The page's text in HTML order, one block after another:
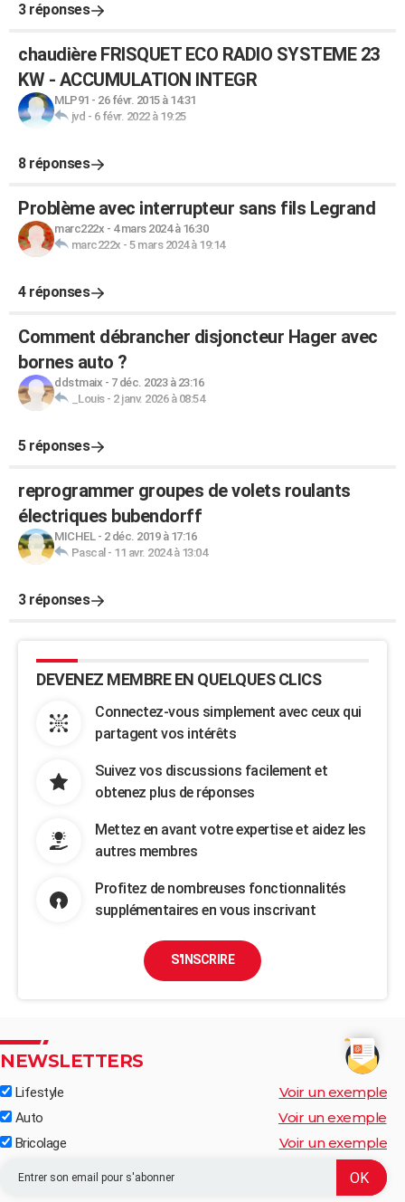
3 réponses
chaudière FRISQUET ECO RADIO SYSTEME 23
KW - ACCUMULATION INTEGR
MLP91 - 26 févr. 2015 à 14:31
jvd - 6 févr. 2022 à 19:25
8 réponses
Problème avec interrupteur sans fils Legrand
marc222x - 4 mars 2024 à 16:30
marc222x - 5 mars 2024 à 19:14
4 réponses
Comment débrancher disjoncteur Hager avec
bornes auto ?
ddstmaix - 7 déc. 2023 à 23:16
_Louis- 2 janv. 2026 à 08:54
5 réponses
reprogrammer groupes de volets roulants
électriques bubendorff
MICHEL- 2 déc. 2019 à 17:16
Pascal - 11 avr. 2024 à 13:04
3 réponses
DEVENEZ MEMBRE EN QUELQUES CLICS
Connectez-vous simplement avec ceux qui
partagent vos intérêts
Suivez vos discussions facilement et
obtenez plus de réponses
Mettez en avant votre expertise et aidez les
autres membres
Profitez de nombreuses fonctionnalités
supplémentaires en vous inscrivant
S'INSCRIRE
NEWSLETTERS
Lifestyle Voir un exemple
Auto Voir un exemple
Bricolage Voir un exemple